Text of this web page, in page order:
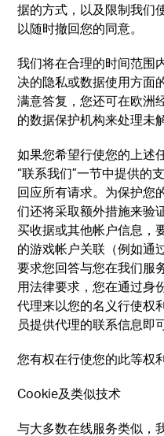
据的方式，以及限制我们
以随时撤回您的同意。
我们将在合理的时间范围
决的隐私或数据使用方面
满意答复，您还可在欧洲
的数据保护机构来处理未
如果您希望行使您的上述
“联系我们”一节中提供的
回应所有请求。为保护您
们还将采取额外措施来验
买收据或其他帐户信息，
的游戏帐户关联（例如通
要求您回答与您在我们服
用法律要求，您在通过身
代理来以您的名义行使权
员提供代理的联系信息即可
您有权在行使您的此等权
Cookie及类似技术
与大多数在线服务类似，